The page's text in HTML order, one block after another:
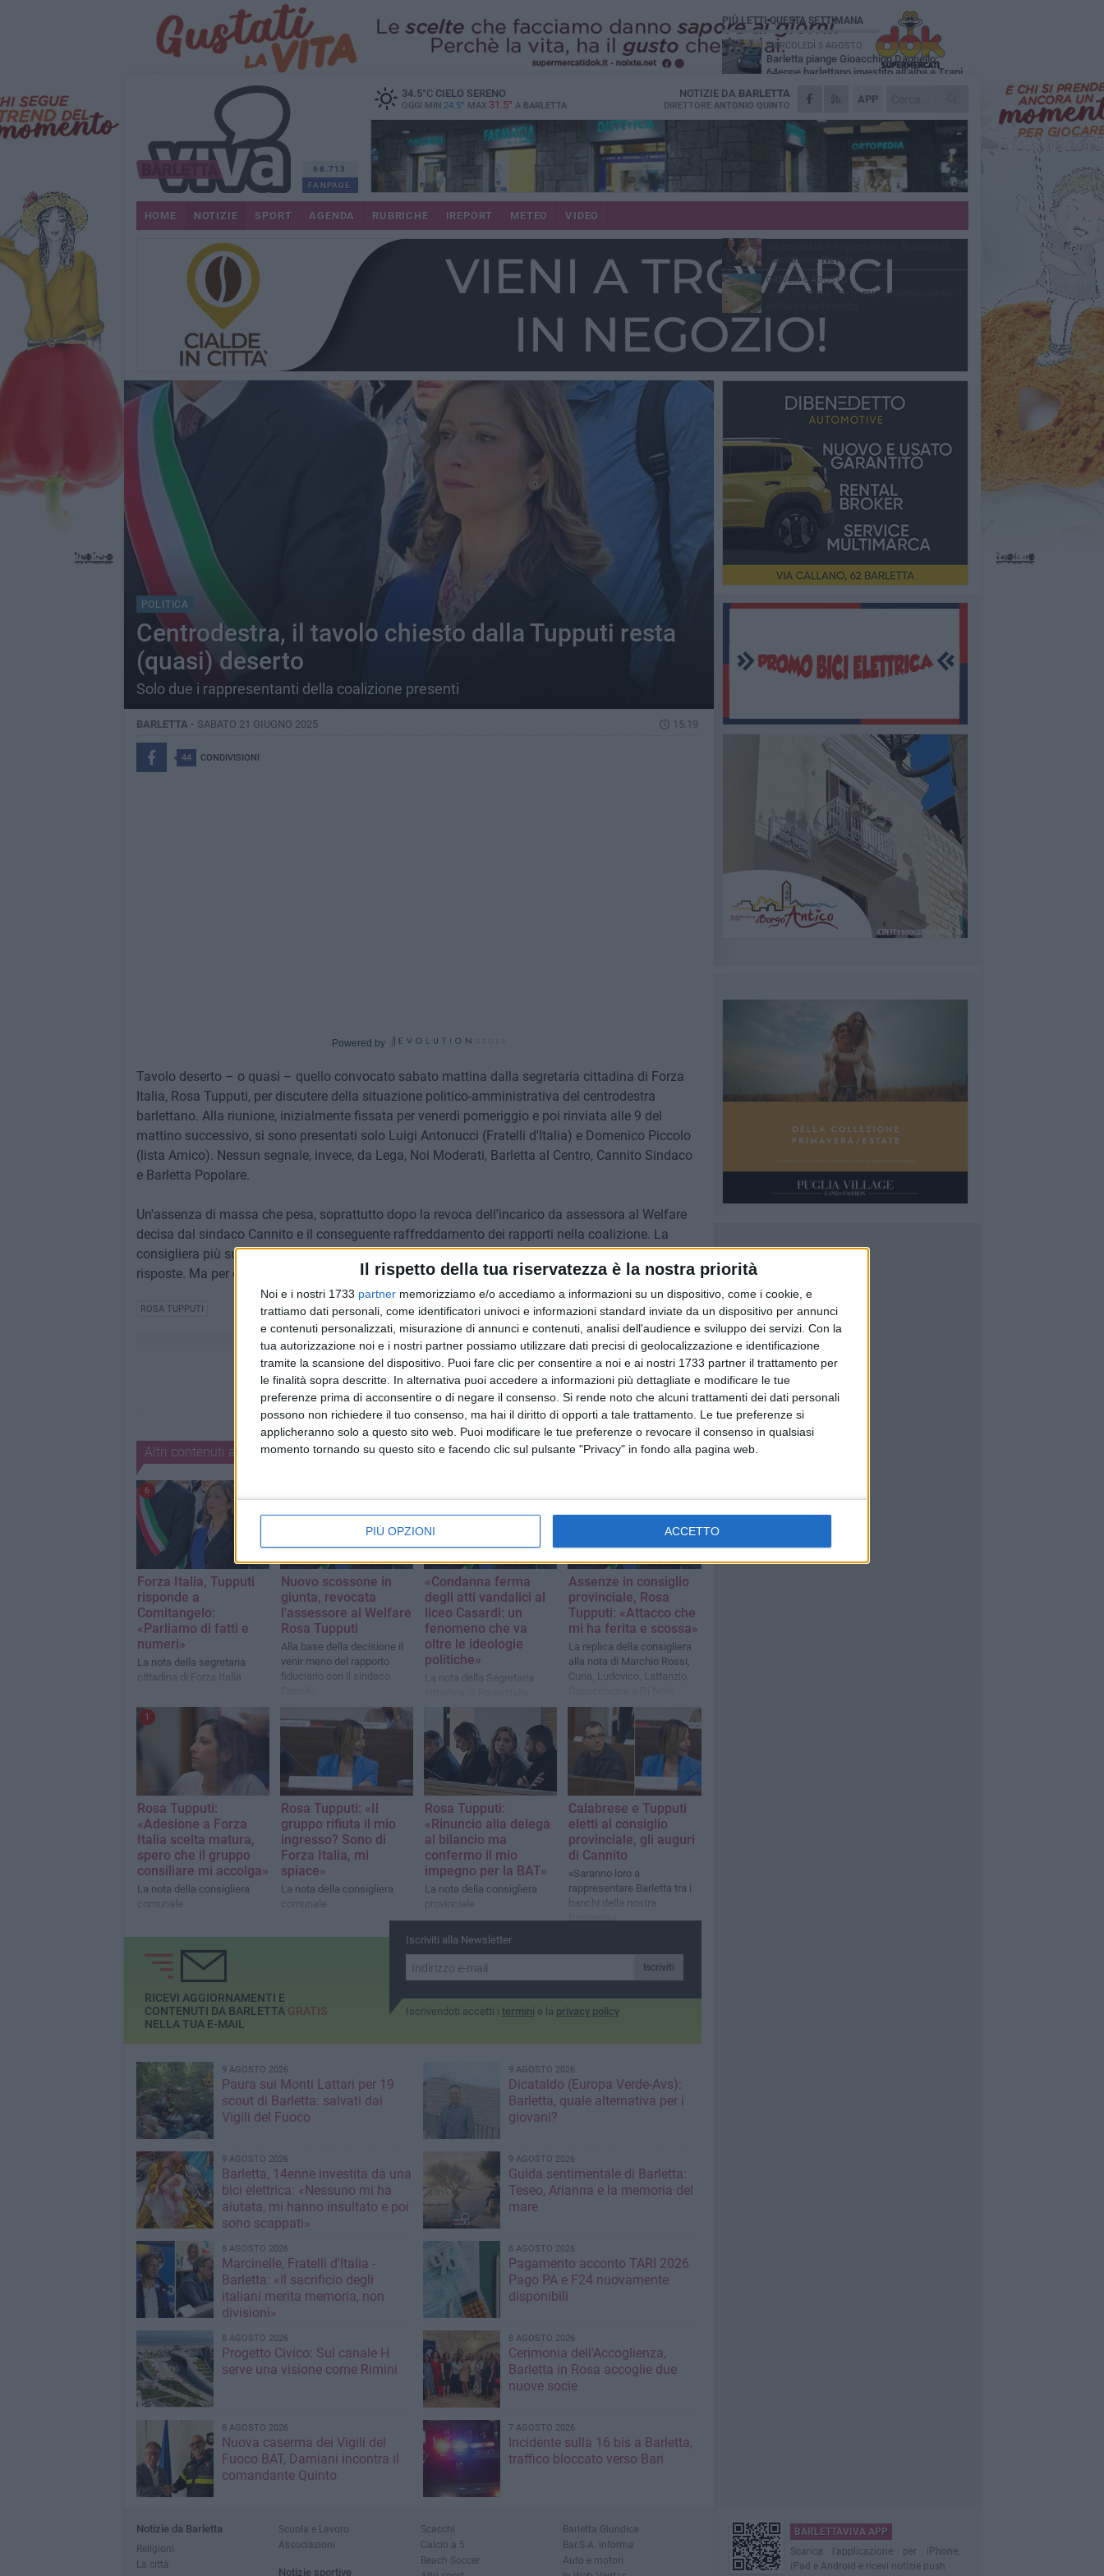
Il rispetto della tua riservatezza è la nostra priorità
Noi e i nostri 1733 partner memorizziamo e/o accediamo a informazioni su un dispositivo, come i cookie, e
trattiamo dati personali, come identificatori univoci e informazioni standard inviate da un dispositivo per annunci
e contenuti personalizzati, misurazione di annunci e contenuti, analisi dell'audience e sviluppo dei servizi. Con la
tua autorizzazione noi e i nostri partner possiamo utilizzare dati precisi di geolocalizzazione e identificazione
tramite la scansione del dispositivo. Puoi fare clic per consentire a noi e ai nostri 1733 partner il trattamento per
le finalità sopra descritte. In alternativa puoi accedere a informazioni più dettagliate e modificare le tue
preferenze prima di acconsentire o di negare il consenso. Si rende noto che alcuni trattamenti dei dati personali
possono non richiedere il tuo consenso, ma hai il diritto di opporti a tale trattamento. Le tue preferenze si
applicheranno solo a questo sito web. Puoi modificare le tue preferenze o revocare il consenso in qualsiasi
momento tornando su questo sito e facendo clic sul pulsante "Privacy" in fondo alla pagina web.
PIÙ OPZIONI ACCETTO
68.713
FANPAGE
34.5°CCIELO SERENO
OGGI MIN 24.5° MAX 31.5° A BARLETTA
APP
NOTIZIE DA BARLETTA
DIRETTORE ANTONIO QUINTO
HOME NOTIZIE SPORT AGENDA RUBRICHE IREPORT METEO VIDEO
POLITICA
Centrodestra, il tavolo chiesto dalla Tupputi resta
(quasi) deserto
Solo due i rappresentanti della coalizione presenti
BARLETTA - SABATO 21 GIUGNO 2025 15.19
44 CONDIVISIONI
Powered by
Tavolo deserto – o quasi – quello convocato sabato mattina dalla segretaria cittadina di Forza
Italia, Rosa Tupputi, per discutere della situazione politico-amministrativa del centrodestra
barlettano. Alla riunione, inizialmente fissata per venerdì pomeriggio e poi rinviata alle 9 del
mattino successivo, si sono presentati solo Luigi Antonucci (Fratelli d'Italia) e Domenico Piccolo
(lista Amico). Nessun segnale, invece, da Lega, Noi Moderati, Barletta al Centro, Cannito Sindaco
e Barletta Popolare.
Un'assenza di massa che pesa, soprattutto dopo la revoca dell'incarico da assessora al Welfare
decisa dal sindaco Cannito e il conseguente raffreddamento dei rapporti nella coalizione. La
consigliera più suffragata in città nel 2022, oggi fuori dalla giunta e senza un ruolo, cerca
risposte. Ma per ora il centrodestra barlettano non sembra disposto a dargliele.
ROSA TUPPUTI
Altri contenuti a tema
6
Forza Italia, Tupputi
risponde a
Comitangelo:
«Parliamo di fatti e
numeri»
La nota della segretaria
cittadina di Forza Italia
Nuovo scossone in
giunta, revocata
l'assessore al Welfare
Rosa Tupputi
Alla base della decisione il
venir meno del rapporto
fiduciario con il sindaco
«Condanna ferma
degli atti vandalici al
liceo Casardi: un
fenomeno che va
oltre le ideologie
politiche»
La nota della Segretaria
Barletta, Rosa Tupputi
Assenze in consiglio
provinciale, Rosa
Tupputi: «Attacco che
mi ha ferita e scossa»
La replica della consigliera
alla nota di Marchio Rossi,
Cuna, Ludovico, Lattanzio,
1
Rosa Tupputi:
«Adesione a Forza
Italia scelta matura,
spero che il gruppo
consiliare mi accolga»
La nota della consigliera
comunale
Rosa Tupputi: «Il
gruppo rifiuta il mio
ingresso? Sono di
Forza Italia, mi
spiace»
La nota della consigliera
comunale
Rosa Tupputi:
«Rinuncio alla delega
al bilancio ma
confermo il mio
impegno per la BAT»
La nota della consigliera
provinciale
Calabrese e Tupputi
eletti al consiglio
provinciale, gli auguri
di Cannito
«Saranno loro a
rappresentare Barletta tra i
banchi della nostra
Provincia»
Iscriviti alla Newsletter
Iscriviti
Iscrivendoti accetti i termini e la privacy policy
RICEVI AGGIORNAMENTI E
CONTENUTI DA BARLETTA GRATIS
NELLA TUA E-MAIL
9 AGOSTO 2026
Paura sui Monti Lattari per 19
scout di Barletta: salvati dai
Vigili del Fuoco
9 AGOSTO 2026
Dicataldo (Europa Verde-Avs):
Barletta, quale alternativa per i
giovani?
9 AGOSTO 2026
Barletta, 14enne investita da una
bici elettrica: «Nessuno mi ha
aiutata, mi hanno insultato e poi
sono scappati»
9 AGOSTO 2026
Guida sentimentale di Barletta:
Teseo, Arianna e la memoria del
mare
8 AGOSTO 2026
Marcinelle, Fratelli d'Italia -
Barletta: «Il sacrificio degli
italiani merita memoria, non
divisioni»
8 AGOSTO 2026
Pagamento acconto TARI 2026
Pago PA e F24 nuovamente
disponibili
8 AGOSTO 2026
Progetto Civico: Sul canale H
serve una visione come Rimini
8 AGOSTO 2026
Cerimonia dell'Accoglienza,
Barletta in Rosa accoglie due
nuove socie
8 AGOSTO 2026
Nuova caserma dei Vigili del
Fuoco BAT, Damiani incontra il
comandante Quinto
7 AGOSTO 2026
Incidente sulla 16 bis a Barletta,
traffico bloccato verso Bari
PIÙ LETTI QUESTA SETTIMANA
MERCOLEDÌ 5 AGOSTO
Barletta piange Gioacchino Dagnello:
64enne barlettano investito all'alba a Trani
GIOVEDÌ 6 AGOSTO
Il ricordo di "Cecco", il benzinaio col
sorriso: «Contava i giorni che lo
separavano dalla pensione»
VENERDÌ 7 AGOSTO
Incidente sulla 16 bis a Barletta, traffico
bloccato verso Bari
MERCOLEDÌ 5 AGOSTO
Jova Summer Party, giovedì mattina
VENERDÌ 7 AGOSTO
Mariangela Nevola
GIOVEDÌ 6 AGOSTO
Jova Summer Party, nuovi campionamenti
Notizie da Barletta
Religioni
La città
Scuola e Lavoro
Associazioni
Notizie sportive
Scacchi
Calcio a 5
Beach Soccer
Barletta Giuridica
Bar.S.A. informa
Auto e motori
BARLETTAVIVA APP
Scarica l'applicazione per iPhone,
iPad e Android e ricevi notizie push